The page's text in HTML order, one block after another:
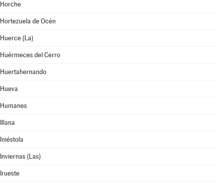
Horche
Hortezuela de Océn
Huerce (La)
Huérmeces del Cerro
Huertahernando
Hueva
Humanes
Illana
Iniéstola
Inviernas (Las)
Irueste